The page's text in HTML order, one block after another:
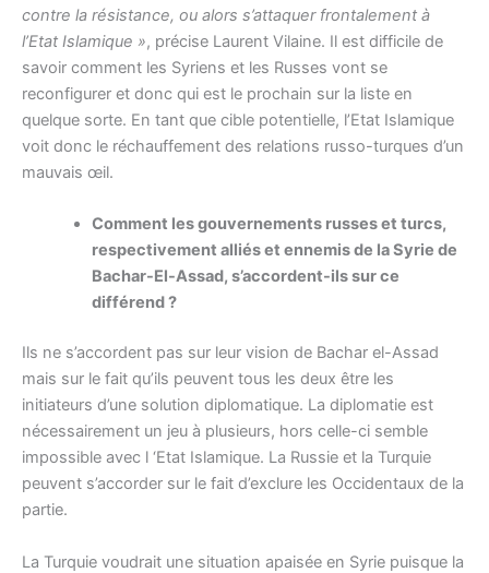
contre la résistance, ou alors s’attaquer frontalement à
l’Etat Islamique », précise Laurent Vilaine. Il est difficile de
savoir comment les Syriens et les Russes vont se
reconfigurer et donc qui est le prochain sur la liste en
quelque sorte. En tant que cible potentielle, l’Etat Islamique
voit donc le réchauffement des relations russo-turques d’un
mauvais œil.
Comment les gouvernements russes et turcs,
respectivement alliés et ennemis de la Syrie de
Bachar-El-Assad, s’accordent-ils sur ce
différend ?
Ils ne s’accordent pas sur leur vision de Bachar el-Assad
mais sur le fait qu’ils peuvent tous les deux être les
initiateurs d’une solution diplomatique. La diplomatie est
nécessairement un jeu à plusieurs, hors celle-ci semble
impossible avec l ‘Etat Islamique. La Russie et la Turquie
peuvent s’accorder sur le fait d’exclure les Occidentaux de la
partie.
La Turquie voudrait une situation apaisée en Syrie puisque la